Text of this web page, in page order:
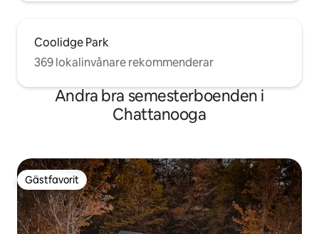
Coolidge Park
369 lokalinvånare rekommenderar
Andra bra semesterboenden i
Chattanooga
Gästfavorit
Gästfavorit